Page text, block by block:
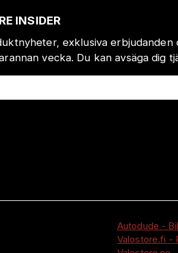
INSIDER
exklusiva
vecka. Du kan avsäga dig
Autodude -
Valostore.fi -